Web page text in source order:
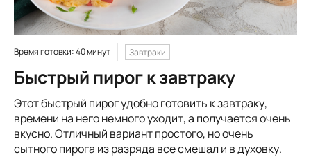
Время готовки: 40 минут Завтраки
Быстрый пирог к завтраку
Этот быстрый пирог удобно готовить к завтраку,
времени на него немного уходит, а получается очень
вкусно. Отличный вариант простого, но очень
сытного пирога из разряда все смешал и в духовку.